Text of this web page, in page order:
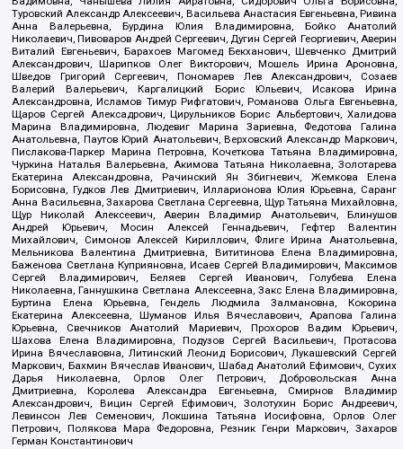
Туровский Александр Алексеевич, Васильева Анастасия Евгеньевна, Ривина
Анна Валерьевна, Бурдина Юлия Владимировна, Бойко Анатолий
Николаевич, Пивоваров Андрей Сергеевич, Дугин Сергей Георгиевич, Аверин
Виталий Евгеньевич, Барахоев Магомед Бекханович, Шевченко Дмитрий
Александрович, Шарипков Олег Викторович, Мошель Ирина Ароновна,
Шведов Григорий Сергеевич, Пономарев Лев Александрович, Созаев
Валерий Валерьевич, Каргалицкий Борис Юльевич, Исакова Ирина
Александровна, Исламов Тимур Рифгатович, Романова Ольга Евгеньевна,
Щаров Сергей Алексадрович, Цирульников Борис Альбертович, Халидова
Марина Владимировна, Людевиг Марина Зариевна, Федотова Галина
Анатольевна, Паутов Юрий Анатольевич, Верховский Александр Маркович,
Пислакова-Паркер Марина Петровна, Кочеткова Татьяна Владимировна,
Чуркина Наталья Валерьевна, Акимова Татьяна Николаевна, Золотарева
Екатерина Александровна, Рачинский Ян Збигневич, Жемкова Елена
Борисовна, Гудков Лев Дмитриевич, Илларионова Юлия Юрьевна, Саранг
Анна Васильевна, Захарова Светлана Сергеевна, Щур Татьяна Михайловна,
Щур Николай Алексеевич, Аверин Владимир Анатольевич, Блинушов
Андрей Юрьевич, Мосин Алексей Геннадьевич, Гефтер Валентин
Михайлович, Симонов Алексей Кириллович, Флиге Ирина Анатольевна,
Мельникова Валентина Дмитриевна, Вититинова Елена Владимировна,
Баженова Светлана Куприяновна, Исаев Сергей Владимирович, Максимов
Сергей Владимирович, Беляев Сергей Иванович, Голубева Елена
Николаевна, Ганнушкина Светлана Алексеевна, Закс Елена Владимировна,
Буртина Елена Юрьевна, Гендель Людмила Залмановна, Кокорина
Екатерина Алексеевна, Шуманов Илья Вячеславович, Арапова Галина
Юрьевна, Свечников Анатолий Мариевич, Прохоров Вадим Юрьевич,
Шахова Елена Владимировна, Подузов Сергей Васильевич, Протасова
Ирина Вячеславовна, Литинский Леонид Борисович, Лукашевский Сергей
Маркович, Бахмин Вячеслав Иванович, Шабад Анатолий Ефимович, Сухих
Дарья Николаевна, Орлов Олег Петрович, Добровольская Анна
Дмитриевна, Королева Александра Евгеньевна, Смирнов Владимир
Александрович, Вицин Сергей Ефимович, Золотухин Борис Андреевич,
Левинсон Лев Семенович, Локшина Татьяна Иосифовна, Орлов Олег
Петрович, Полякова Мара Федоровна, Резник Генри Маркович, Захаров
Герман Константинович